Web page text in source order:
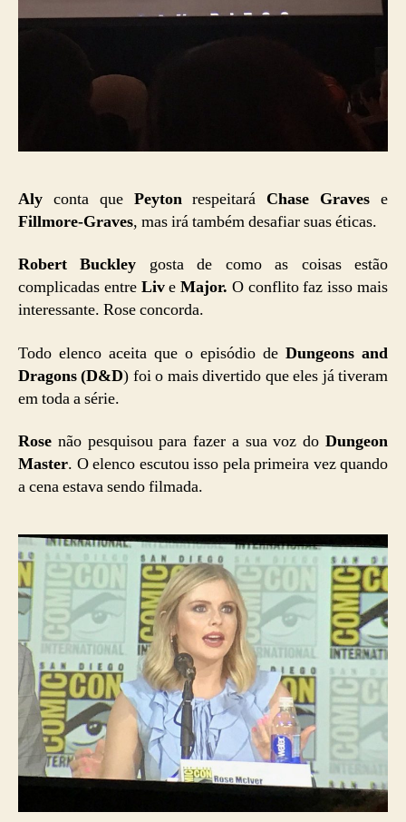
Aly conta que Peytonrespeitará Chase Graves e
Fillmore-Graves, mas irá também desafiar suas éticas.
Robert Buckley gosta de como as coisas estão
complicadas entre LiveMajor. O conflito faz isso mais
interessante. Rose concorda.
Todo elenco aceita que o episódio de Dungeons and
Dragons (D&D) foi o mais divertido que eles já tiveram
em toda a série.
Rose não pesquisou para fazer a sua voz do Dungeon
Master. O elenco escutou isso pela primeira vez quando
a cena estava sendo filmada.